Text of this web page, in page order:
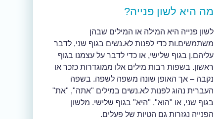
מה היא לשון פנייה?
לשון פנייה היא המילה או המילים שבהן
משתמשים.ות כדי לפנות לא.נשים בגוף שני, לדבר
עליהם.ן בגוף שלישי, או כדי לדבר על עצמנו בגוף
ראשון. בשפות רבות מילים אלו ממוגדרות כזכר או
נקבה – אך האופן שונה משפה לשפה. בשפה
העברית נהוג לפנות לא.נשים במילים "אתה", "את"
בגוף שני, או "הוא", "היא" בגוף שלישי. מלשון
הפנייה נגזרות גם הטיות של פעלים.